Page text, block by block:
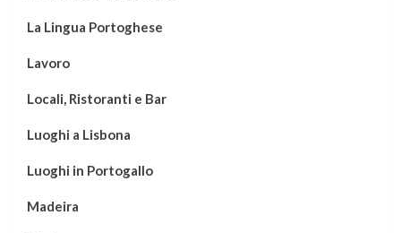
La Lingua Portoghese
Lavoro
Locali, Ristoranti e Bar
Luoghi a Lisbona
Luoghi in Portogallo
Madeira